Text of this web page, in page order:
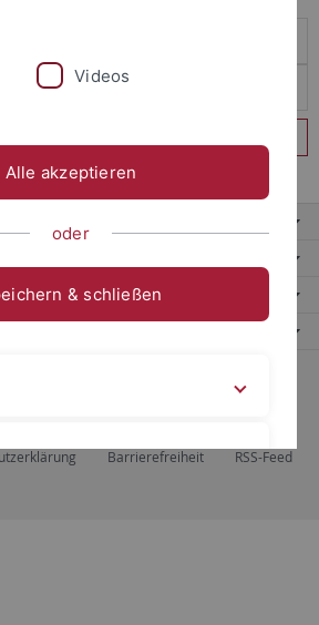
Tübingen, Tübingen
Barrierefreiheit RSS-Feed
Videos
Alle akzeptieren
oder
& schließen